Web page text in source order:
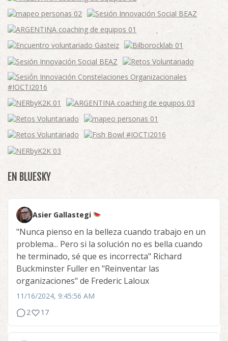
EN BLUESKY
Asier Gallastegi
"Nunca pienso en la belleza cuando trabajo en un
problema... Pero si la solución no es bella cuando
he terminado, sé que es incorrecta" Richard
Buckminster Fuller en "Reinventar las
organizaciones" de Frederic Laloux
11/16/2024, 9:45:56 AM
2
17